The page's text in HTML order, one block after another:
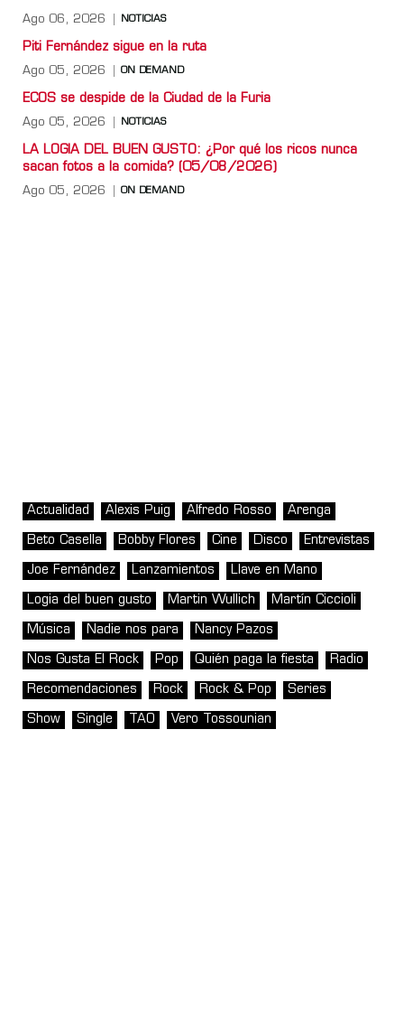
Ago 06, 2026 NOTICIAS
Piti Fernández sigue en la ruta
Ago 05, 2026 ON DEMAND
ECOS se despide de la Ciudad de la Furia
Ago 05, 2026 NOTICIAS
LA LOGIA DEL BUEN GUSTO: ¿Por qué los ricos nunca
sacan fotos a la comida? (05/08/2026)
Ago 05, 2026 ON DEMAND
Actualidad Alexis Puig Alfredo Rosso Arenga
Beto Casella Bobby Flores Cine Disco Entrevistas
Joe Fernández Lanzamientos Llave en Mano
Logia del buen gusto Martin Wullich Martín Ciccioli
Música Nadie nos para Nancy Pazos
Nos Gusta El Rock Pop Quién paga la fiesta Radio
Recomendaciones Rock Rock & Pop Series
Show Single TAO Vero Tossounian